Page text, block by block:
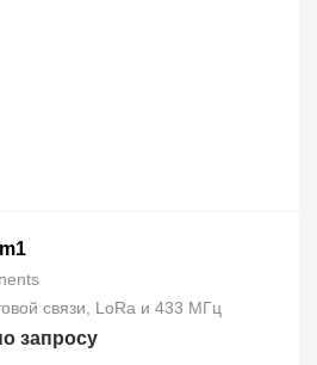
связи, LoRa и 433 МГц
запросу